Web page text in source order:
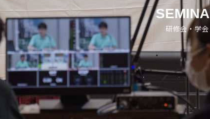
研修会・学会